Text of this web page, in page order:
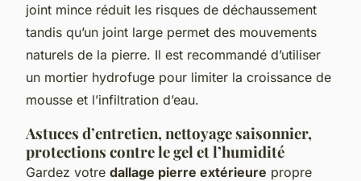
joint mince réduit les risques de déchaussement
tandis qu’un joint large permet des mouvements
naturels de la pierre. Il est recommandé d’utiliser
un mortier hydrofuge pour limiter la croissance de
mousse et l’infiltration d’eau.
Astuces d’entretien, nettoyage saisonnier,
protections contre le gel et l’humidité
Gardez votre dallage pierre extérieure propre